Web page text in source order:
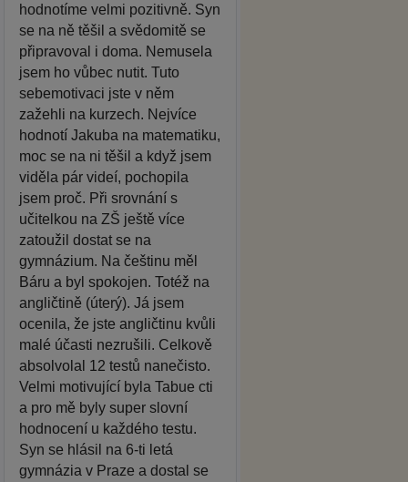
hodnotíme velmi pozitivně. Syn
se na ně těšil a svědomitě se
připravoval i doma. Nemusela
jsem ho vůbec nutit. Tuto
sebemotivaci jste v něm
zažehli na kurzech. Nejvíce
hodnotí Jakuba na matematiku,
moc se na ni těšil a když jsem
viděla pár videí, pochopila
jsem proč. Při srovnání s
učitelkou na ZŠ ještě více
zatoužil dostat se na
gymnázium. Na češtinu měl
Báru a byl spokojen. Totéž na
angličtině (úterý). Já jsem
ocenila, že jste angličtinu kvůli
malé účasti nezrušili. Celkově
absolvolal 12 testů nanečisto.
Velmi motivující byla Tabue cti
a pro mě byly super slovní
hodnocení u každého testu.
Syn se hlásil na 6-ti letá
gymnázia v Praze a dostal se